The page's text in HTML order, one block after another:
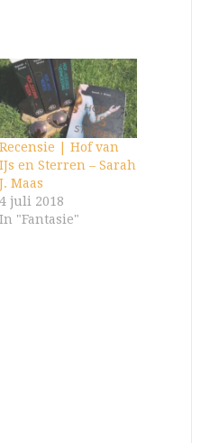
Recensie | Hof van
IJs en Sterren – Sarah
J. Maas
4 juli 2018
In "Fantasie"